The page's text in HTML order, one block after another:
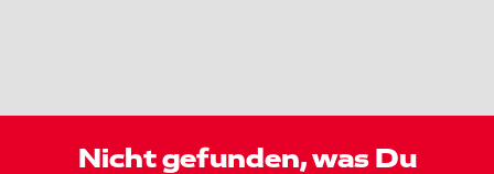
Nicht gefunden, was Du